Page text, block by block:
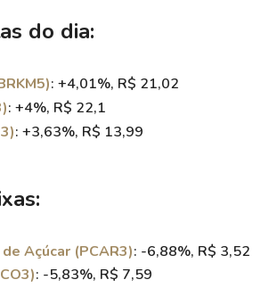
do dia:
: +4,01%, R$ 21,02
: +4%, R$ 22,1
: +3,63%, R$ 13,99
Açúcar (PCAR3): -6,88%, R$ 3,52
: -5,83%, R$ 7,59